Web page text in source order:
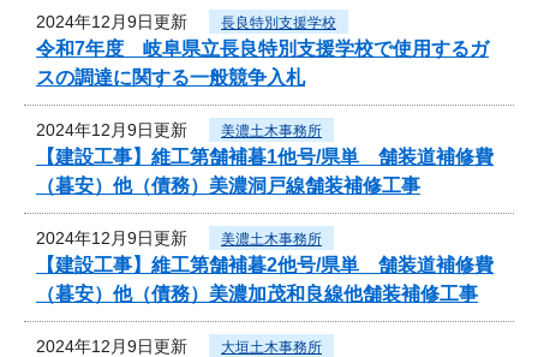
2024年12月9日更新 長良特別支援学校
令和7年度 岐阜県立長良特別支援学校で使用するガ
スの調達に関する一般競争入札
2024年12月9日更新 美濃土木事務所
【建設工事】維工第舗補暮1他号/県単 舗装道補修費
（暮安）他（債務）美濃洞戸線舗装補修工事
2024年12月9日更新 美濃土木事務所
【建設工事】維工第舗補暮2他号/県単 舗装道補修費
（暮安）他（債務）美濃加茂和良線他舗装補修工事
2024年12月9日更新 大垣土木事務所